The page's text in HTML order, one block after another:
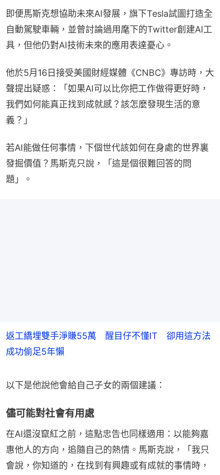
即便馬斯克想協助未來AI發展，旗下Tesla試圖打造全
自動駕駛車輛，並曾討論過用麾下的Twitter創建AI工
具，但他仍對AI技術未來的應用表達憂心。
他於5月16日接受美國財經媒體《CNBC》專訪時，大
聲提出疑惑：「如果AI可以比你把工作做得更好時，
我們如何能真正找到成就感？該怎麼發現生活的意
義？」
若AI能做任何事情，下個世代該如何在身處的世界裏
發掘價值？馬斯克只說，「這是個很難回答的問
題」。
返工繑埋雙手淨賺55萬 醒目仔不懂IT 卻用這方法
成功偷足5年懶
以下是他說他會給自己子女的兩個建議：
儘可能對社會有用處
在AI還沒竄紅之前，這點忠告也同樣適用：以能夠嘉
惠他人的方向，追隨自己的熱情。馬斯克說，「我只
會說，你知道的，在找到有興趣或有成就的事情時，